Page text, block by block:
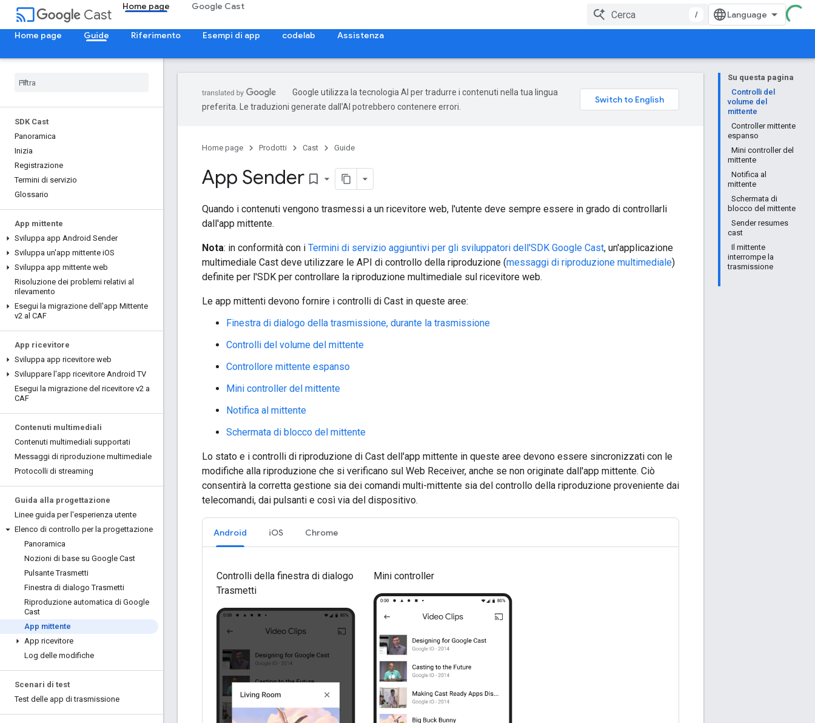
cast Cast
Home page Google Cast
/
Home page
Guide Riferimento Esempi di app codelab Assistenza
SDK Cast
Panoramica
Inizia
Registrazione
Termini di servizio
Glossario
App mittente
Sviluppa app Android Sender
Sviluppa un'app mittente iOS
Sviluppa app mittente web
Risoluzione dei problemi relativi al
rilevamento
Esegui la migrazione dell'app Mittente
v2 al CAF
App ricevitore
Sviluppa app ricevitore web
Sviluppare l'app ricevitore Android TV
Esegui la migrazione del ricevitore v2 a
CAF
Contenuti multimediali
Contenuti multimediali supportati
Messaggi di riproduzione multimediale
Protocolli di streaming
Guida alla progettazione
Linee guida per l'esperienza utente
Elenco di controllo per la progettazione
Panoramica
Nozioni di base su Google Cast
Pulsante Trasmetti
Finestra di dialogo Trasmetti
Riproduzione automatica di Google
Cast
App mittente
App ricevitore
Log delle modifiche
Scenari di test
Test delle app di trasmissione
Su questa pagina
Controlli del
volume del
mittente
Controller mittente
espanso
Mini controller del
mittente
Notifica al
mittente
Schermata di
blocco del mittente
Sender resumes
cast
Il mittente
interrompe la
trasmissione
Google utilizza la tecnologia AI per tradurre i contenuti nella tua lingua
preferita. Le traduzioni generate dall'AI potrebbero contenere errori.
Home page Prodotti Cast Guide
App Sender bookmark_border
Quando i contenuti vengono trasmessi a un ricevitore web, l'utente deve sempre essere in grado di controllarli
dall'app mittente.
Nota: in conformità con i Termini di servizio aggiuntivi per gli sviluppatori dell'SDK Google Cast, un'applicazione
multimediale Cast deve utilizzare le API di controllo della riproduzione (messaggi di riproduzione multimediale)
definite per l'SDK per controllare la riproduzione multimediale sul ricevitore web.
Le app mittenti devono fornire i controlli di Cast in queste aree:
Finestra di dialogo della trasmissione, durante la trasmissione
Controlli del volume del mittente
Controllore mittente espanso
Mini controller del mittente
Notifica al mittente
Schermata di blocco del mittente
Lo stato e i controlli di riproduzione di Cast dell'app mittente in queste aree devono essere sincronizzati con le
modifiche alla riproduzione che si verificano sul Web Receiver, anche se non originate dall'app mittente. Ciò
consentirà la corretta gestione sia dei comandi multi-mittente sia del controllo della riproduzione proveniente dai
telecomandi, dai pulsanti e così via del dispositivo.
Android iOS Chrome
Controlli della finestra di dialogo
Trasmetti
Mini controller